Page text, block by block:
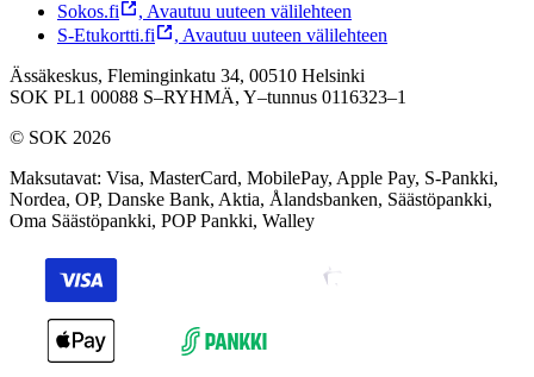
Sokos.fi
, Avautuu uuteen välilehteen
S-Etukortti.fi
, Avautuu uuteen välilehteen
Ässäkeskus, Fleminginkatu 34, 00510 Helsinki
SOK PL1 00088 S–RYHMÄ, Y–tunnus 0116323–1
© SOK 2026
Maksutavat: Visa, MasterCard, MobilePay, Apple Pay, S-Pankki,
Nordea, OP, Danske Bank, Aktia, Ålandsbanken, Säästöpankki,
Oma Säästöpankki, POP Pankki, Walley